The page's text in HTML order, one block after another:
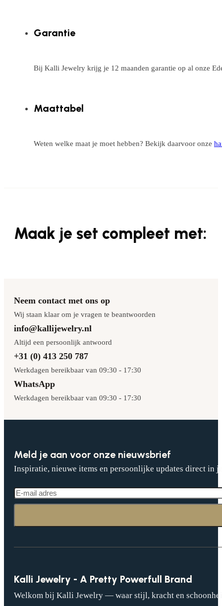
Garantie
Bij Kalli Jewelry krijg je 12 maanden garantie op al onze
Maattabel
Weten welke maat je moet hebben? Bekijk daarvoor onze
Maak je set compleet met:
Neem contact met ons op
Wij staan klaar om je vragen te beantwoorden
info@kallijewelry.nl
Altijd een persoonlijk antwoord
+31 (0) 413 250 787
Werkdagen bereikbaar van 09:30 - 17:30
WhatsApp
Werkdagen bereikbaar van 09:30 - 17:30
Meld je aan voor onze nieuwsbrief
Inspiratie, nieuwe items en persoonlijke updates direct in
Kalli Jewelry - A Pretty Powerfull Brand
Welkom bij Kalli Jewelry — waar stijl, kracht en